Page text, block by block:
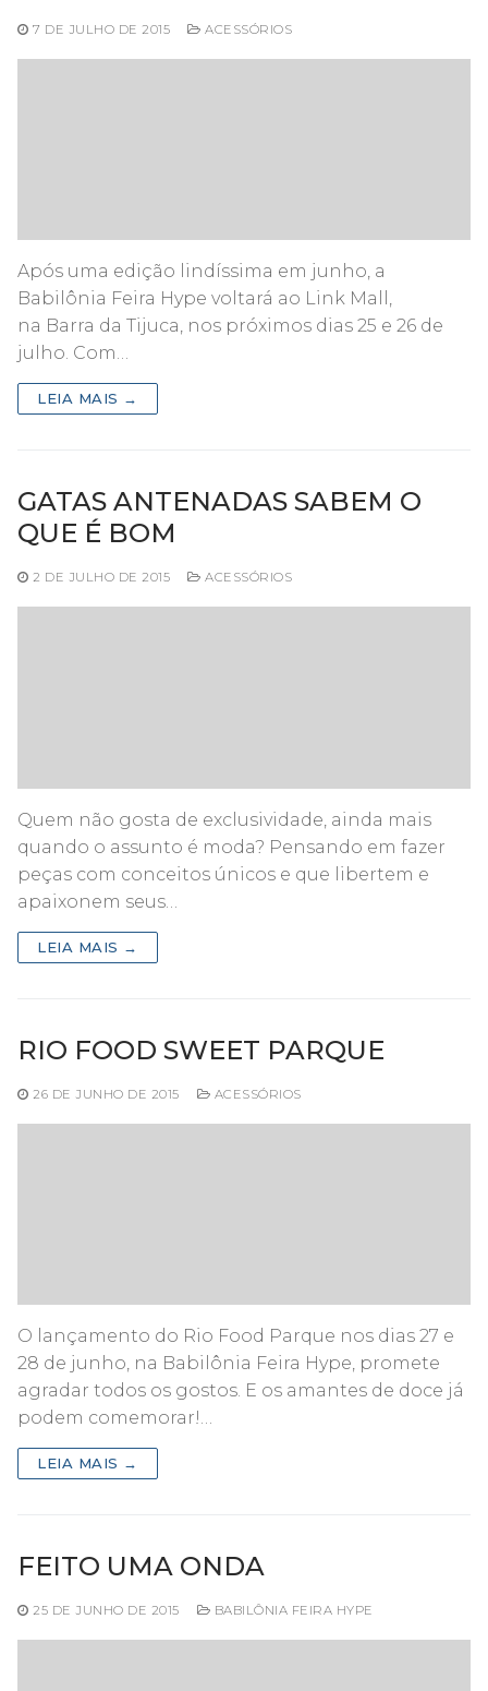
7 DE JULHO DE 2015 ACESSÓRIOS
Após uma edição lindíssima em junho, a
Babilônia Feira Hype voltará ao Link Mall,
na Barra da Tijuca, nos próximos dias 25 e 26 de
julho. Com…
LEIA MAIS →
GATAS ANTENADAS SABEM O
QUE É BOM
2 DE JULHO DE 2015 ACESSÓRIOS
Quem não gosta de exclusividade, ainda mais
quando o assunto é moda? Pensando em fazer
peças com conceitos únicos e que libertem e
apaixonem seus…
LEIA MAIS →
RIO FOOD SWEET PARQUE
26 DE JUNHO DE 2015 ACESSÓRIOS
O lançamento do Rio Food Parque nos dias 27 e
28 de junho, na Babilônia Feira Hype, promete
agradar todos os gostos. E os amantes de doce já
podem comemorar!…
LEIA MAIS →
FEITO UMA ONDA
25 DE JUNHO DE 2015 BABILÔNIA FEIRA HYPE